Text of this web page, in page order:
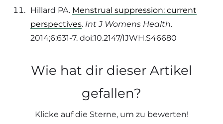
Hillard PA. Menstrual suppression: current
perspectives. Int J Womens Health.
2014;6:631-7. doi:10.2147/IJWH.S46680
Wie hat dir dieser Artikel
gefallen?
Klicke auf die Sterne, um zu bewerten!